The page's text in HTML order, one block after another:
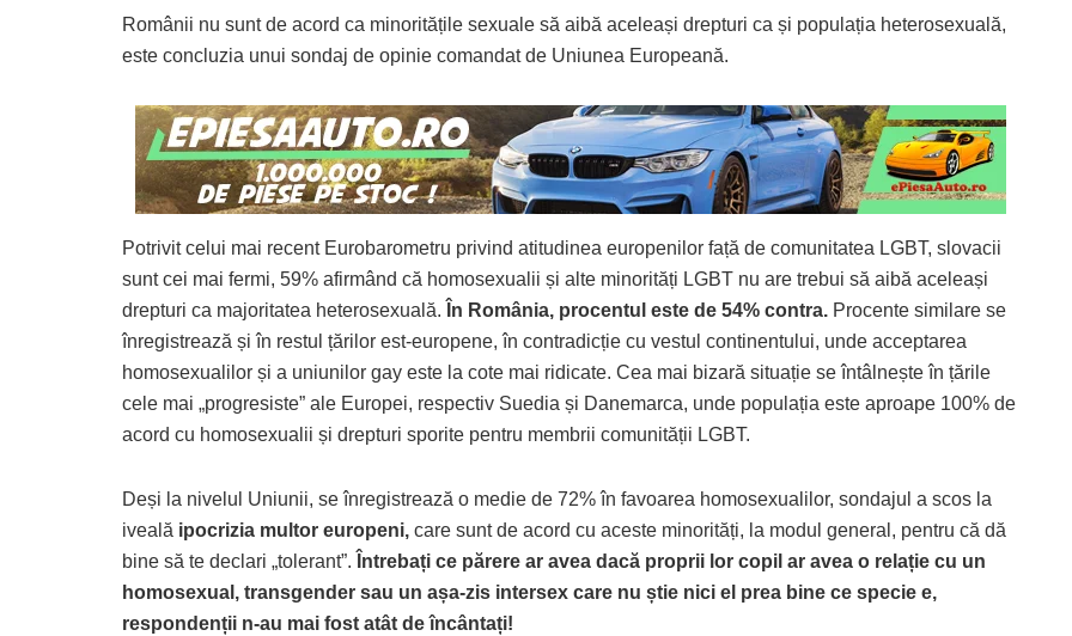
Românii nu sunt de acord ca minoritățile sexuale să aibă aceleași drepturi ca și populația heterosexuală,
este concluzia unui sondaj de opinie comandat de Uniunea Europeană.
Potrivit celui mai recent Eurobarometru privind atitudinea europenilor față de comunitatea LGBT, slovacii
sunt cei mai fermi, 59% afirmând că homosexualii și alte minorități LGBT nu are trebui să aibă aceleași
drepturi ca majoritatea heterosexuală. În România, procentul este de 54% contra. Procente similare se
înregistrează și în restul țărilor est-europene, în contradicție cu vestul continentului, unde acceptarea
homosexualilor și a uniunilor gay este la cote mai ridicate. Cea mai bizară situație se întâlnește în țările
cele mai „progresiste” ale Europei, respectiv Suedia și Danemarca, unde populația este aproape 100% de
acord cu homosexualii și drepturi sporite pentru membrii comunității LGBT.
Deși la nivelul Uniunii, se înregistrează o medie de 72% în favoarea homosexualilor, sondajul a scos la
iveală ipocrizia multor europeni, care sunt de acord cu aceste minorități, la modul general, pentru că dă
bine să te declari „tolerant”. Întrebați ce părere ar avea dacă proprii lor copil ar avea o relație cu un
homosexual, transgender sau un așa-zis intersex care nu știe nici el prea bine ce specie e,
respondenții n-au mai fost atât de încântați!